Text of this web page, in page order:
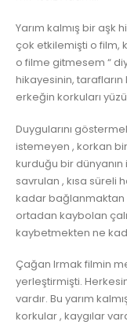
Yarım kalmış bir aşk
çok etkilemişti o film,
o filme gitmesem “
hikayesinin,
erkeğin korkuları
Duygularını
istemeyen , korkan bir
kurduğu bir
savrulan , kısa süreli
kadar bağlanmaktan
ortadan kaybolan
kaybetmekten ne
Çağan Irmak filmin
yerleştirmişti.
vardır. Bu yarım
korkular , kaygılar